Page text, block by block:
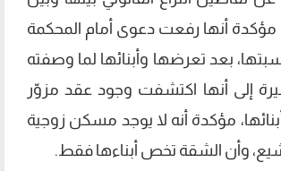
مؤكدة أنها رفعت دعوى أمام المحكمة
بعد تعرضها وأبنائها لما وصفته
إلى أنها اكتشفت وجود عقد مزوّر
مؤكدة أنه لا يوجد مسكن زوجية
وأن الشقة تخص أبناءها فقط.